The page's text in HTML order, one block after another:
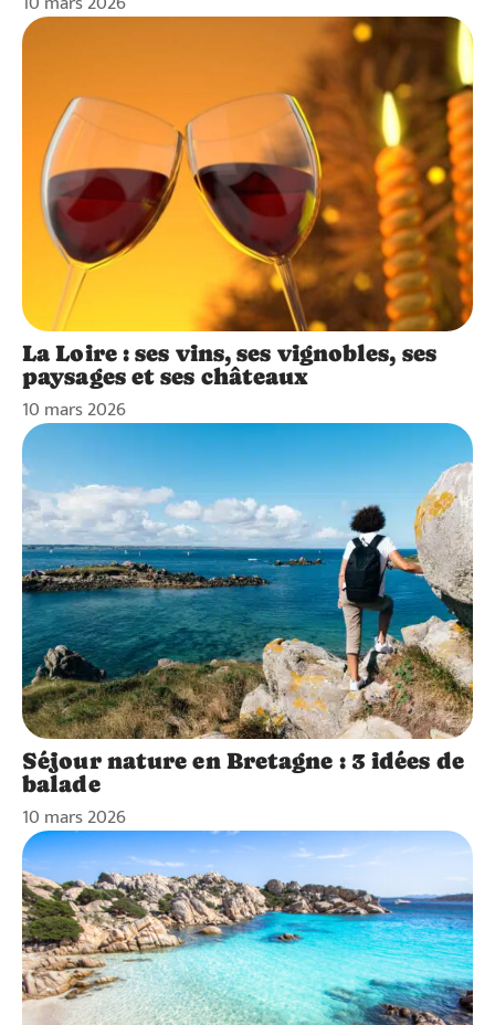
La Loire : ses vins, ses vignobles, ses
paysages et ses châteaux
10 mars 2026
Séjour nature en Bretagne : 3 idées de
balade
10 mars 2026